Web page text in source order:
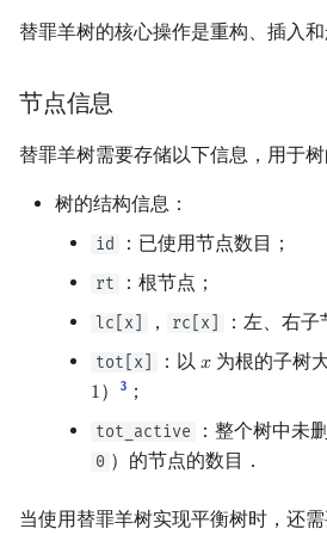
镜像站列表
致谢
Special Judge
Testlib
Polygon
OJ 工具
Java 速成
Java 进阶
前缀和 & 差分
二分
倍增
构造
IDA*
回溯法
Dancing Links
Alpha–Beta 剪枝
状压 DP
数位 DP
插头 DP
计数 DP
概率 DP
DP 套 DP
其它 DP 方法
Boyer–Moore 算法
Z 函数（扩展 KMP）
AC 自动机
后缀数组 (SA)
后缀自动机 (SAM)
后缀平衡树
广义后缀自动机
Manacher
置换和排列
弧度制与坐标系
复数
数论
多项式与生成函数
组合数学
线性代数
抽象代数
平衡树操作
查询排名
根据排名查询值
查询前驱、后继
参考资料
拓扑排序
最短路问题
生成树问题
斯坦纳树
连通性相关
环计数问题
2-SAT
扫描线
旋转卡壳
半平面交
平面最近点对
反演变换
计算几何杂项
有限状态自动机
计算理论基础
字节顺序
约瑟夫问题
在一台机器上规划任务
主元素问题
Garsia–Wachs 算法
15-puzzle
替罪羊树的核心操作是重构、插入和
节点信息
替罪羊树需要存储以下信息，用于树
树的结构信息：
id ：已使用节点数目；
rt ：根节点；
lc[x] ， rc[x] ：左、右子
tot[x] ：以 𝑥
x 为根的子树
1
1） 3 ；
tot_active ：整个树中未
0 ）的节点的数目．
当使用替罪羊树实现平衡树时，还需